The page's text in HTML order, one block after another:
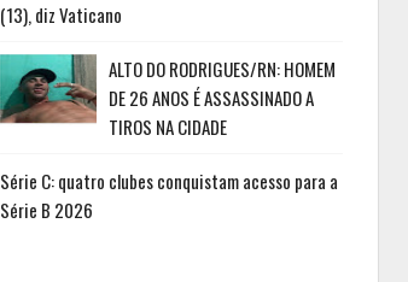
(13), diz Vaticano
ALTO DO RODRIGUES/RN: HOMEM
DE 26 ANOS É ASSASSINADO A
TIROS NA CIDADE
Série C: quatro clubes conquistam acesso para a
Série B 2026